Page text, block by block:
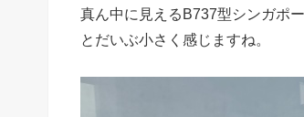
真ん中に見えるB737型シンガポ
とだいぶ小さく感じますね。